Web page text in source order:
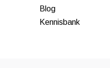
Blog
Kennisbank